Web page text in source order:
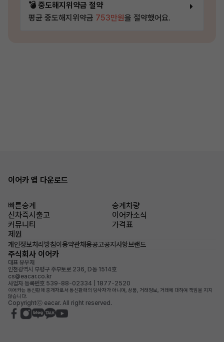
💣 중도해지위약금 절약
평균 중도해지위약금 753만원을 절약했어요.
이어카 앱 다운로드
빠른승계
승계차량
신차즉시출고
이어카소식
커뮤니티
가격표
제원
개인정보처리방침이용약관채용공고공지사항브랜드
주식회사 이어카
대표 유우재
인천광역시 부평구 주부토로 236, D동 1514호
cs@eacar.co.kr
사업자 등록번호 539-88-02334 | 1877-2520
이어카는 통신판매 중개자로서 통신판매의 당사자가 아니며, 상품, 거래정보, 거래에 대하여 책임을 지지
않습니다.
Copyrightⓒ eacar. All right reserved.